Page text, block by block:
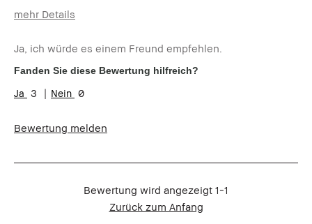
mehr Details
Sie?
Hautton:
Hell - Mittel
Produktvorteile:
Ja, ich würde es einem Freund empfehlen.
Fanden Sie diese Bewertung hilfreich?
3 0
Bewertung melden
Bewertung wird angezeigt 1-1
Zurück zum Anfang